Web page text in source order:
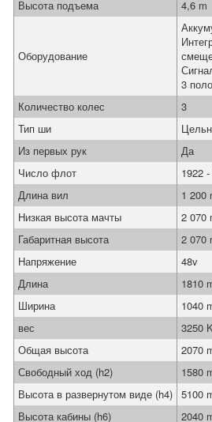
Высота подъема
4,6 m
Оборудование
3
Количество колес
3
Тип ши
Из первых рук
Да
Число флот
1922
Длина вил
1 200
Низкая высота мачты
2 070
Габаритная высота
2 070
Напряжение
48v
Длина
1810
Ширина
1040
вес
3250
Общая высота
2070
Свободный ход (h2)
1580
Высота в развернутом виде (h4) 5100
Высота кабины (h6)
2040